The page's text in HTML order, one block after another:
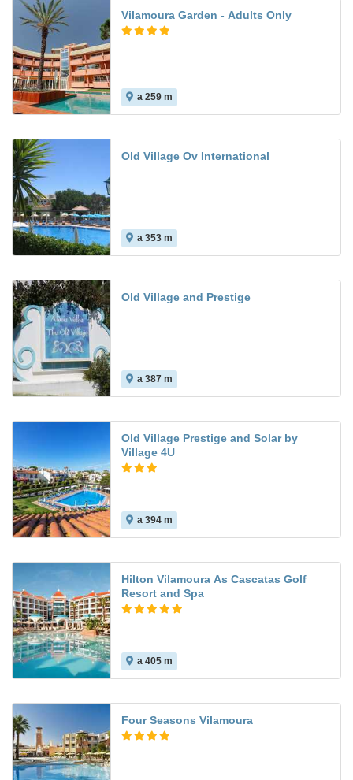
Vilamoura Garden - Adults Only
a 259 m
Old Village Ov International
a 353 m
Old Village and Prestige
a 387 m
Old Village Prestige and Solar by
Village 4U
a 394 m
Hilton Vilamoura As Cascatas Golf
Resort and Spa
a 405 m
Four Seasons Vilamoura